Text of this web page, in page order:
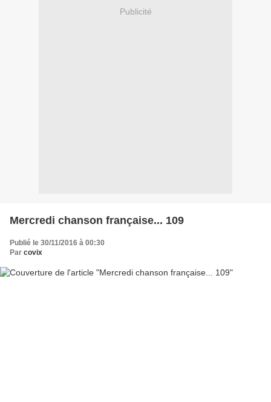
Publicité
Mercredi chanson française... 109
Publié le 30/11/2016 à 00:30
Par covix